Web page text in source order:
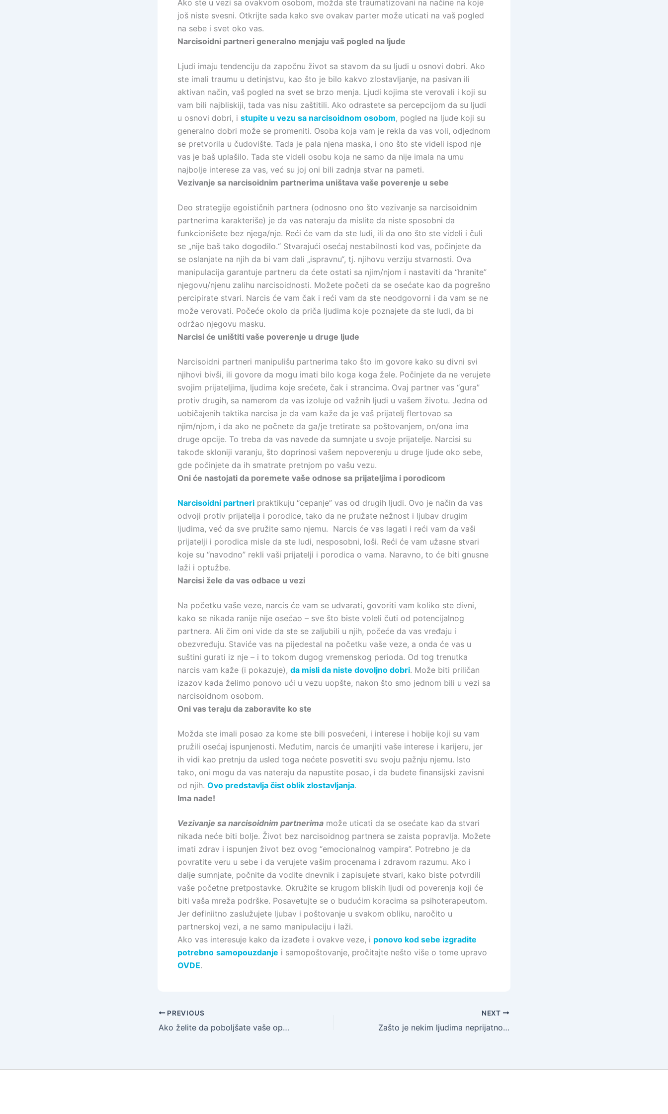
Ako ste u vezi sa ovakvom osobom, možda ste traumatizovani na načine na koje
još niste svesni. Otkrijte sada kako sve ovakav parter može uticati na vaš pogled
na sebe i svet oko vas.
Narcisoidni partneri generalno menjaju vaš pogled na ljude
Ljudi imaju tendenciju da započnu život sa stavom da su ljudi u osnovi dobri. Ako
ste imali traumu u detinjstvu, kao što je bilo kakvo zlostavljanje, na pasivan ili
aktivan način, vaš pogled na svet se brzo menja. Ljudi kojima ste verovali i koji su
vam bili najbliskiji, tada vas nisu zaštitili. Ako odrastete sa percepcijom da su ljudi
u osnovi dobri, i stupite u vezu sa narcisoidnom osobom, pogled na ljude koji su
generalno dobri može se promeniti. Osoba koja vam je rekla da vas voli, odjednom
se pretvorila u čudovište. Tada je pala njena maska, i ono što ste videli ispod nje
vas je baš uplašilo. Tada ste videli osobu koja ne samo da nije imala na umu
najbolje interese za vas, već su joj oni bili zadnja stvar na pameti.
Vezivanje sa narcisoidnim partnerima uništava vaše poverenje u sebe
Deo strategije egoističnih partnera (odnosno ono što vezivanje sa narcisoidnim
partnerima karakteriše) je da vas nateraju da mislite da niste sposobni da
funkcionišete bez njega/nje. Reći će vam da ste ludi, ili da ono što ste videli i čuli
se „nije baš tako dogodilo.“ Stvarajući osećaj nestabilnosti kod vas, počinjete da
se oslanjate na njih da bi vam dali „ispravnu“, tj. njihovu verziju stvarnosti. Ova
manipulacija garantuje partneru da ćete ostati sa njim/njom i nastaviti da “hranite”
njegovu/njenu zalihu narcisoidnosti. Možete početi da se osećate kao da pogrešno
percipirate stvari. Narcis će vam čak i reći vam da ste neodgovorni i da vam se ne
može verovati. Počeće okolo da priča ljudima koje poznajete da ste ludi, da bi
održao njegovu masku.
Narcisi će uništiti vaše poverenje u druge ljude
Narcisoidni partneri manipulišu partnerima tako što im govore kako su divni svi
njihovi bivši, ili govore da mogu imati bilo koga koga žele. Počinjete da ne verujete
svojim prijateljima, ljudima koje srećete, čak i strancima. Ovaj partner vas “gura”
protiv drugih, sa namerom da vas izoluje od važnih ljudi u vašem životu. Jedna od
uobičajenih taktika narcisa je da vam kaže da je vaš prijatelj flertovao sa
njim/njom, i da ako ne počnete da ga/je tretirate sa poštovanjem, on/ona ima
druge opcije. To treba da vas navede da sumnjate u svoje prijatelje. Narcisi su
takođe skloniji varanju, što doprinosi vašem nepoverenju u druge ljude oko sebe,
gde počinjete da ih smatrate pretnjom po vašu vezu.
Oni će nastojati da poremete vaše odnose sa prijateljima i porodicom
Narcisoidni partneri praktikuju “cepanje” vas od drugih ljudi. Ovo je način da vas
odvoji protiv prijatelja i porodice, tako da ne pružate nežnost i ljubav drugim
ljudima, već da sve pružite samo njemu. Narcis će vas lagati i reći vam da vaši
prijatelji i porodica misle da ste ludi, nesposobni, loši. Reći će vam užasne stvari
koje su “navodno” rekli vaši prijatelji i porodica o vama. Naravno, to će biti gnusne
laži i optužbe.
Narcisi žele da vas odbace u vezi
Na početku vaše veze, narcis će vam se udvarati, govoriti vam koliko ste divni,
kako se nikada ranije nije osećao – sve što biste voleli čuti od potencijalnog
partnera. Ali čim oni vide da ste se zaljubili u njih, počeće da vas vređaju i
obezvređuju. Staviće vas na pijedestal na početku vaše veze, a onda će vas u
suštini gurati iz nje – i to tokom dugog vremenskog perioda. Od tog trenutka
narcis vam kaže (i pokazuje), da misli da niste dovoljno dobri. Može biti priličan
izazov kada želimo ponovo ući u vezu uopšte, nakon što smo jednom bili u vezi sa
narcisoidnom osobom.
Oni vas teraju da zaboravite ko ste
Možda ste imali posao za kome ste bili posvećeni, i interese i hobije koji su vam
pružili osećaj ispunjenosti. Međutim, narcis će umanjiti vaše interese i karijeru, jer
ih vidi kao pretnju da usled toga nećete posvetiti svu svoju pažnju njemu. Isto
tako, oni mogu da vas nateraju da napustite posao, i da budete finansijski zavisni
od njih. Ovo predstavlja čist oblik zlostavljanja.
Ima nade!
Vezivanje sa narcisoidnim partnerima može uticati da se osećate kao da stvari
nikada neće biti bolje. Život bez narcisoidnog partnera se zaista popravlja. Možete
imati zdrav i ispunjen život bez ovog “emocionalnog vampira”. Potrebno je da
povratite veru u sebe i da verujete vašim procenama i zdravom razumu. Ako i
dalje sumnjate, počnite da vodite dnevnik i zapisujete stvari, kako biste potvrdili
vaše početne pretpostavke. Okružite se krugom bliskih ljudi od poverenja koji će
biti vaša mreža podrške. Posavetujte se o budućim koracima sa psihoterapeutom.
Jer definiitno zaslužujete ljubav i poštovanje u svakom obliku, naročito u
partnerskoj vezi, a ne samo manipulaciju i laži.
Ako vas interesuje kako da izađete i ovakve veze, i ponovo kod sebe izgradite
potrebno samopouzdanje i samopoštovanje, pročitajte nešto više o tome upravo
OVDE.
PREVIOUS
Ako želite da poboljšate vaše opšte zdravlje, provedite bar dva sata nedeljno u prirodi!
NEXT
Zašto je nekim ljudima neprijatno kada ih neko hvali?